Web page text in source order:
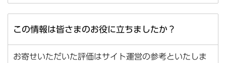
この情報は皆さまのお役に立ちましたか？
お寄せいただいた評価はサイト運営の参考といたしま